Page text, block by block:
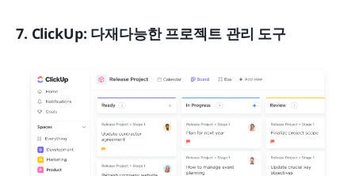
7. ClickUp: 다재다능한 프로젝트 관리 도구